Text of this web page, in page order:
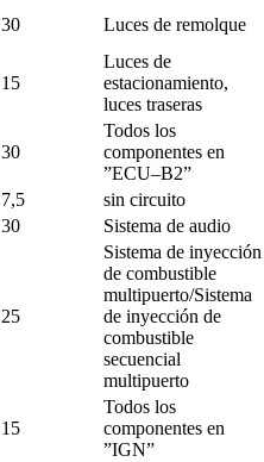
30 Luces de remolque
15
Luces de
estacionamiento,
luces traseras
30
Todos los
componentes en
”ECU–B2”
7,5
sin circuito
30 Sistema de audio
25
Sistema de inyección
de combustible
multipuerto/Sistema
de inyección de
combustible
secuencial
multipuerto
15
Todos los
componentes en
”IGN”